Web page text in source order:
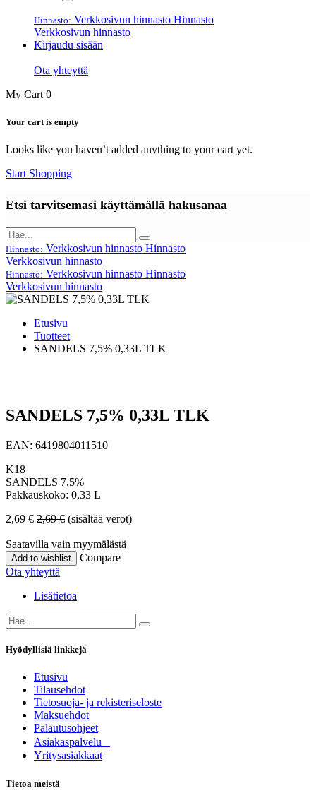
Hinnasto: Verkkosivun hinnasto Hinnasto
Verkkosivun hinnasto
Kirjaudu sisään
Ota yhteyttä
My Cart 0
Your cart is empty
Looks like you haven’t added anything to your cart yet.
Start Shopping
Etsi tarvitsemasi käyttämällä hakusanaa
Hinnasto: Verkkosivun hinnasto Hinnasto
Verkkosivun hinnasto
Hinnasto: Verkkosivun hinnasto Hinnasto
Verkkosivun hinnasto
Etusivu
Tuotteet
SANDELS 7,5% 0,33L TLK
SANDELS 7,5% 0,33L TLK
EAN: 6419804011510
K18
SANDELS 7,5%
Pakkauskoko: 0,33 L
2,69 € 2,69€ (sisältää verot)
Saatavilla vain myymälästä
Add to wishlist
Compare
Ota yhteyttä
Lisätietoa
Hyödyllisiä linkkejä
Etusivu
Tilausehdot
Tietosuoja- ja rekisteriseloste
Maksuehdot
Palautusohjeet
Asia​k​aspalvelu
​Yritysasiakkaat
Tietoa meistä